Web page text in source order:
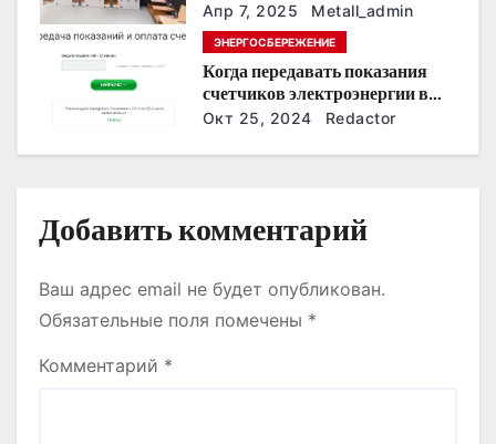
п
я
интерьера
Апр 7, 2025 Metall_admin
ЭНЕРГОСБЕРЕЖЕНИЕ
Когда передавать показания
счетчиков электроэнергии в
Дзержинске?
Окт 25, 2024 Redactor
Добавить комментарий
Ваш адрес email не будет опубликован.
Обязательные поля помечены *
Комментарий *